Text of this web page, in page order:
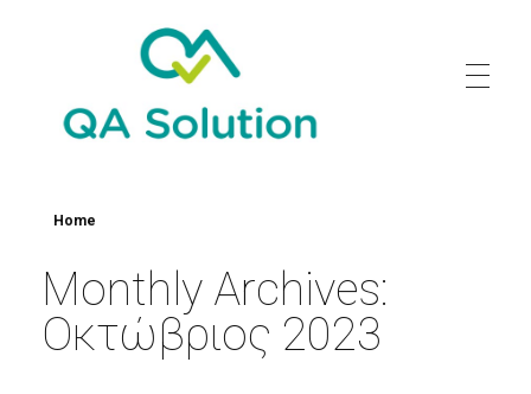
Home
Monthly Archives:
Οκτώβριος 2023